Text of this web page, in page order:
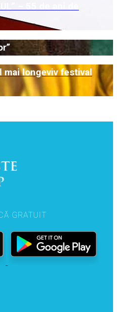
– 55 de ani de
mai longeviv festival
GRATUIT